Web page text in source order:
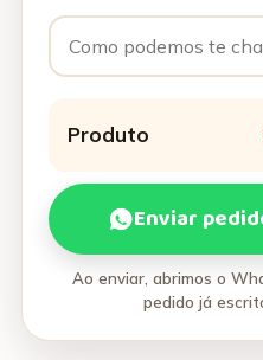
Produto
Enviar
Ao enviar, abrimos o
pedido já